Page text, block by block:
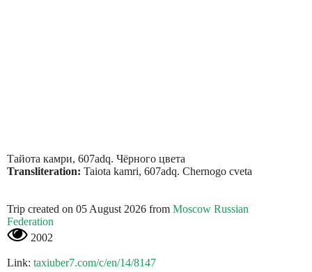
Тайота камри, 607adq. Чёрного цвета
Transliteration: Taiota kamri, 607adq. Chernogo cveta
Trip created on 05 August 2026 from Moscow Russian
Federation
2002
Link: taxiuber7.com/c/en/14/8147